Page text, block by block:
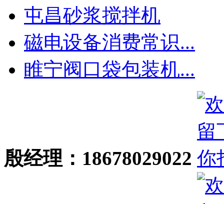
屯昌砂浆搅拌机
磁电设备消费常识...
睢宁阀口袋包装机...
殷经理：18678029022